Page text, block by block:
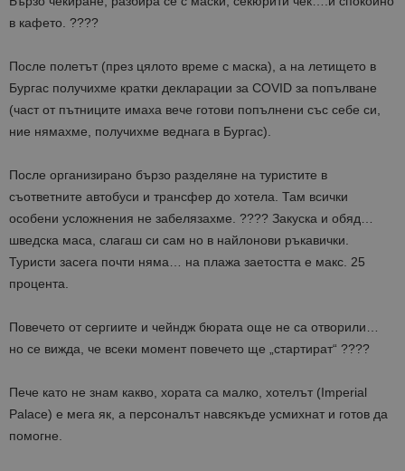
в кафето. ????
После полетът (през цялото време с маска), а на летището в
Бургас получихме кратки декларации за COVID за попълване
(част от пътниците имаха вече готови попълнени със себе си,
ние нямахме, получихме веднага в Бургас).
После организирано бързо разделяне на туристите в
съответните автобуси и трансфер до хотела. Там всички
особени усложнения не забелязахме. ???? Закуска и обяд…
шведска маса, слагаш си сам но в найлонови ръкавички.
Туристи засега почти няма… на плажа заетостта е макс. 25
процента.
Повечето от сергиите и чейндж бюрата още не са отворили…
но се вижда, че всеки момент повечето ще „стартират“ ????
Пече като не знам какво, хората са малко, хотелът (Imperial
Palace) е мега як, а персоналът навсякъде усмихнат и готов да
помогне.